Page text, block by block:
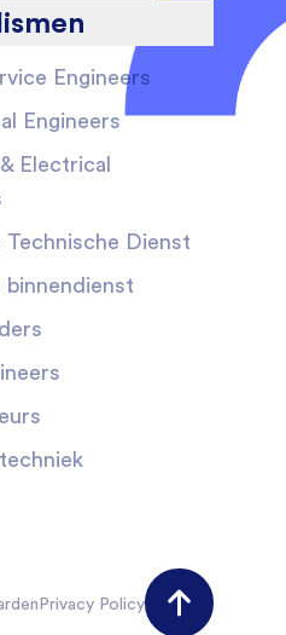
Engineers
Engineers
Electrical
Dienst
Privacy Policy